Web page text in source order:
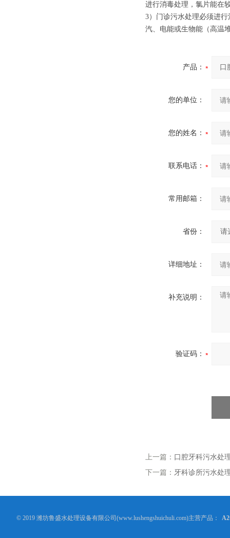
进行消毒处理，氯片能在
3）门诊污水处理必须进
汽、电能或生物能（高温
产品：
您的单位：
您的姓名：
联系电话：
常用邮箱：
省份：
详细地址：
补充说明：
验证码：
上一篇： 口腔牙科污水处
下一篇： 牙科诊所污水处
© 2019 潍坊鲁盛水处理设备有限公司(www.lushengshuichuli.com)主营产品：